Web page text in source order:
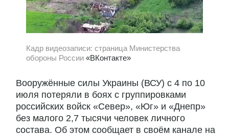
Кадр видеозаписи: страница Министерства
обороны России «ВКонтакте»
Вооружённые силы Украины (ВСУ) с 4 по 10
июля потеряли в боях с группировками
российских войск «Север», «Юг» и «Днепр»
без малого 2,7 тысячи человек личного
состава. Об этом сообщает в своём канале на